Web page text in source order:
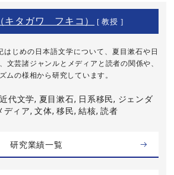
タガワ フキコ） [ 教授 ]
じめの日本語文学について、夏目漱石や日
文芸諸ジャンルとメディアと読者の関係や、
ムの様相から研究しています。
代文学, 夏目漱石, 日系移民, ジェンダ
ディア, 文体, 移民, 結核, 読者
研究業績一覧